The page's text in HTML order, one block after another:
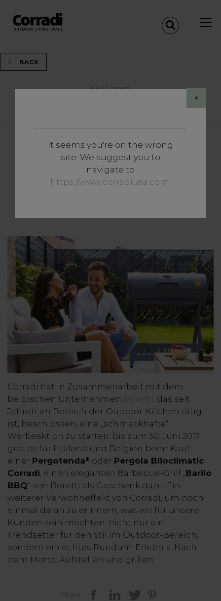
×
It seems you're on the wrong
site. We suggest you to
navigate to
https://www.corradiusa.com.
BACK
MAI 2017
PROMO CORRADI UND
BORETTI: SIE WÄHLEN DEN
Corradi hat in Zusammenarbeit mit dem
belgischen Unternehmen Boretti , das seit
Jahren im Bereich der Outdoor-Küchen tätig
ist, beschlossen, eine „schmackhafte“
Werbeaktion zu starten: bis zum 30. Juni 2017
gibt es für Holland und Belgien beim Kauf
einer Pergotenda® oder Pergola Blioclimatic
Corradi, einen eleganten Barbecue-Grill „Barilo
BBQ” von Boretti als Geschenk dazu. Ein
weiterer Verwöhneffekt von Corradi, um noch
einmal daran zu erinnern, was wir für unsere
Kunden sein möchten: nicht nur ein
Trendsetter für den Stil im Outdoor-Bereich,
sondern ein echtes Rundum-Erlebnis. Nach
dem Motto: Aufstellen und grillen.
Share